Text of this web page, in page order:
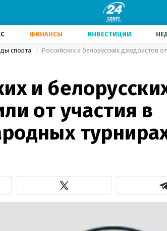
ФИНАНСЫ ИНВЕСТИЦИИ
спорта Российских и белорусских дзюдоистов
и
от участия в